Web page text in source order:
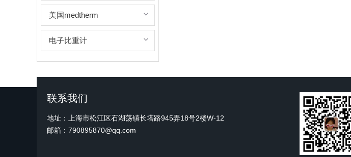
美国medtherm
电子比重计
联系我们
地址：上海市松江区石湖荡镇长塔路945弄18号2楼W-12
邮箱：790895870@qq.com